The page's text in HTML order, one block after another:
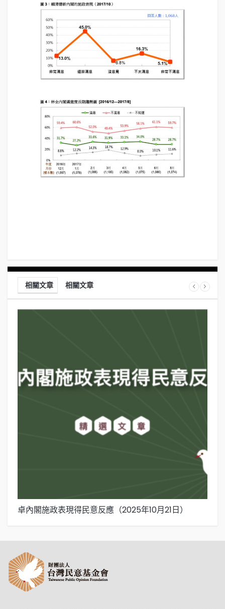
相關文章 相關文章
卓內閣施政表現得民意反應（2025年10月21日）